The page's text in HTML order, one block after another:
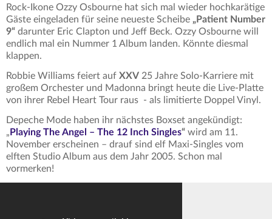
Rock-Ikone Ozzy Osbourne hat sich mal wieder hochkarätige
Gäste eingeladen für seine neueste Scheibe „Patient Number
9“ darunter Eric Clapton und Jeff Beck. Ozzy Osbourne will
endlich mal ein Nummer 1 Album landen. Könnte diesmal
klappen.
Robbie Williams feiert auf XXV 25 Jahre Solo-Karriere mit
großem Orchester und Madonna bringt heute die Live-Platte
von ihrer Rebel Heart Tour raus - als limitierte Doppel Vinyl.
Depeche Mode haben ihr nächstes Boxset angekündigt:
„ Playing The Angel – The 12 Inch Singles“ wird am 11.
November erscheinen – drauf sind elf Maxi-Singles vom
elften Studio Album aus dem Jahr 2005. Schon mal
vormerken!